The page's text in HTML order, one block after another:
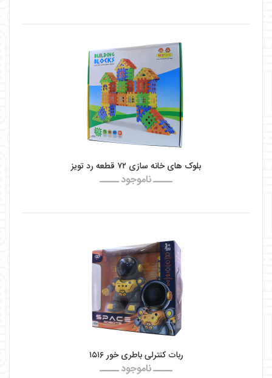
بلوک های خانه سازی ۷۲ قطعه رد تویز
ـــــ ناموجود ـــــ
ربات کنترلی باطری خور ۱۵۱۶
ـــــ ناموجود ـــــ